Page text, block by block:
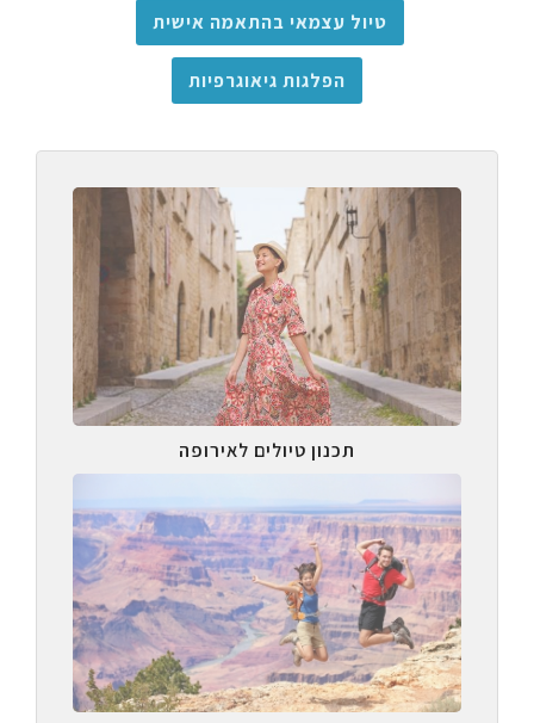
טיול עצמאי בהתאמה אישית
הפלגות גיאוגרפיות
תכנון טיולים לאירופה